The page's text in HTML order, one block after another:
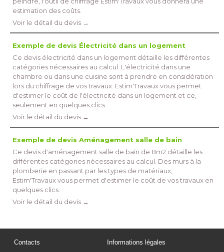
estimation des coûts.
Voir le détail du devis →
Exemple de devis Électricité dans un logement
Ce devis électricité dans un logement détaille les différentes
catégories nécessaires au calcul. L'électricité dans une
chambre ou dans une cuisine sont à prendre en considération
lors du chiffrage de vos travaux. Estim'Travaux vous permet
d'estimer le coût de l'électricité dans un logement et ce,
seulement en quelques clics.
Voir le détail du devis →
Exemple de devis Aménagement salle de bain
Ce devis d'aménagement salle de bain de 8m2 détaille les
différentes catégories nécessaires au calcul. Des murs à la
plomberie en passant par les types de matériaux,
Estim'Travaux vous permet d'estimer le coût de vos travaux en
quelques clics.
Voir le détail du devis →
Contacts Informations légales